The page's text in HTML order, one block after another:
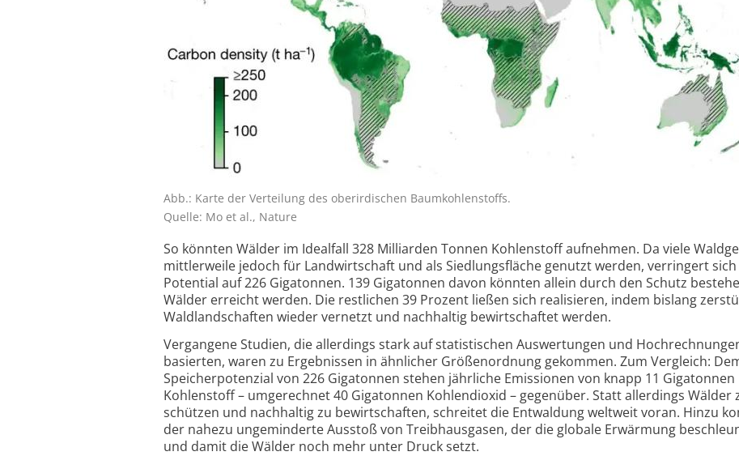
Abb.: Karte der Verteilung des oberirdischen Baumkohlenstoffs.
Quelle: Mo et al., Nature
So könnten Wälder im Idealfall 328 Milliarden Tonnen Kohlenstoff aufnehmen. Da viele
mittlerweile jedoch für Landwirtschaft und als Siedlungsfläche genutzt werden, verringert sich
Potential auf 226 Gigatonnen. 139 Gigatonnen davon könnten allein durch den Schutz
Wälder erreicht werden. Die restlichen 39 Prozent ließen sich realisieren, indem bislang
Waldlandschaften wieder vernetzt und nachhaltig bewirtschaftet werden.
Vergangene Studien, die allerdings stark auf statistischen Auswertungen und
basierten, waren zu Ergebnissen in ähnlicher Größenordnung gekommen. Zum Vergleich:
Speicherpotenzial von 226 Gigatonnen stehen jährliche Emissionen von knapp 11 Gigatonnen
Kohlenstoff – umgerechnet 40 Gigatonnen Kohlendioxid – gegenüber. Statt allerdings Wälder
schützen und nachhaltig zu bewirtschaften, schreitet die Entwaldung weltweit voran. Hinzu
der nahezu ungeminderte Ausstoß von Treibhausgasen, der die globale Erwärmung
und damit die Wälder noch mehr unter Druck setzt.